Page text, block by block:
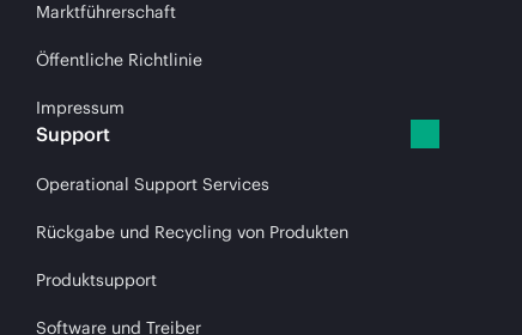
Marktführerschaft
Öffentliche Richtlinie
Impressum
Support
Operational Support Services
Rückgabe und Recycling von Produkten
Produktsupport
Software und Treiber